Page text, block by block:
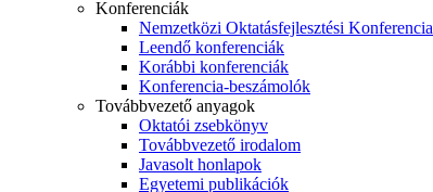
Konferenciák
Nemzetközi Oktatásfejlesztési Konferencia
Leendő konferenciák
Korábbi konferenciák
Konferencia-beszámolók
Továbbvezető anyagok
Oktatói zsebkönyv
Továbbvezető irodalom
Javasolt honlapok
Egyetemi publikációk